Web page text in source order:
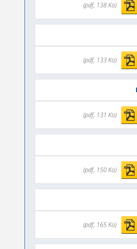
(pdf, 138 Ko)
(pdf, 133 Ko)
(pdf, 131 Ko)
(pdf, 150 Ko)
(pdf, 165 Ko)